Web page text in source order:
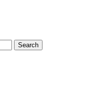
Search